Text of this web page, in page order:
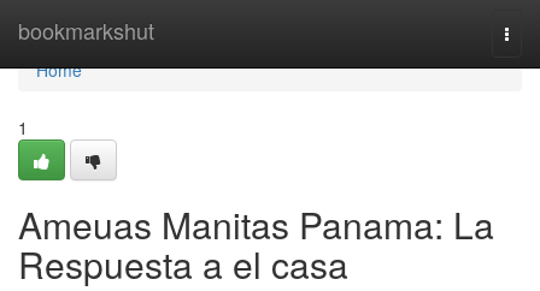
bookmarkshut
Home
Home
1
Ameuas Manitas Panama: La
Respuesta a el casa